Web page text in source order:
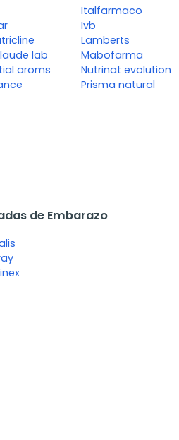
lab
aroms
Italfarmaco
Ivb
Lamberts
Mabofarma
Nutrinat evolution
Prisma natural
de Embarazo